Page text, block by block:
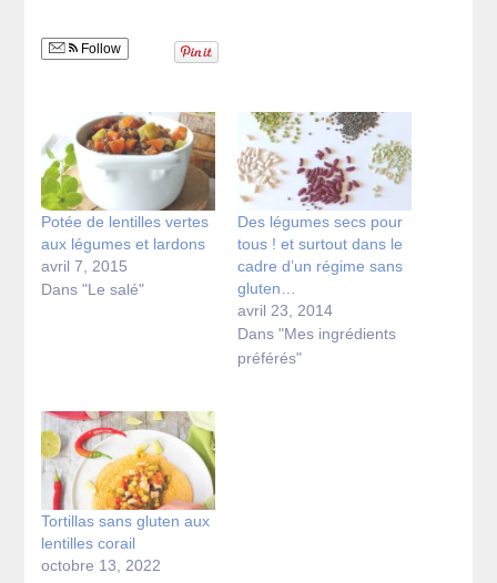
Follow
Potée de lentilles vertes
aux légumes et lardons
avril 7, 2015
Dans "Le salé"
Des légumes secs pour
tous ! et surtout dans le
cadre d’un régime sans
gluten…
avril 23, 2014
Dans "Mes ingrédients
préférés"
Tortillas sans gluten aux
lentilles corail
octobre 13, 2022